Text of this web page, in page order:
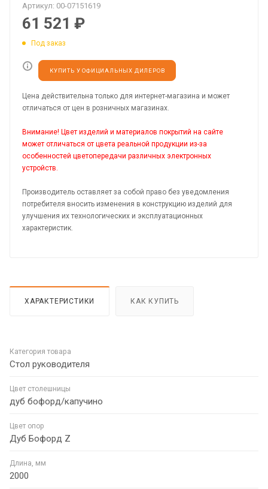
Артикул: 00-07151619
61 521 ₽
Под заказ
КУПИТЬ У ОФИЦИАЛЬНЫХ ДИЛЕРОВ
Цена действительна только для интернет-магазина и может
отличаться от цен в розничных магазинах.
Внимание! Цвет изделий и материалов покрытий на сайте
может отличаться от цвета реальной продукции из-за
особенностей цветопередачи различных электронных
устройств.
Производитель оставляет за собой право без уведомления
потребителя вносить изменения в конструкцию изделий для
улучшения их технологических и эксплуатационных
характеристик.
ХАРАКТЕРИСТИКИ КАК КУПИТЬ
Категория товара
Стол руководителя
Цвет столешницы
дуб бофорд/капучино
Цвет опор
Дуб Бофорд Z
Длина, мм
2000